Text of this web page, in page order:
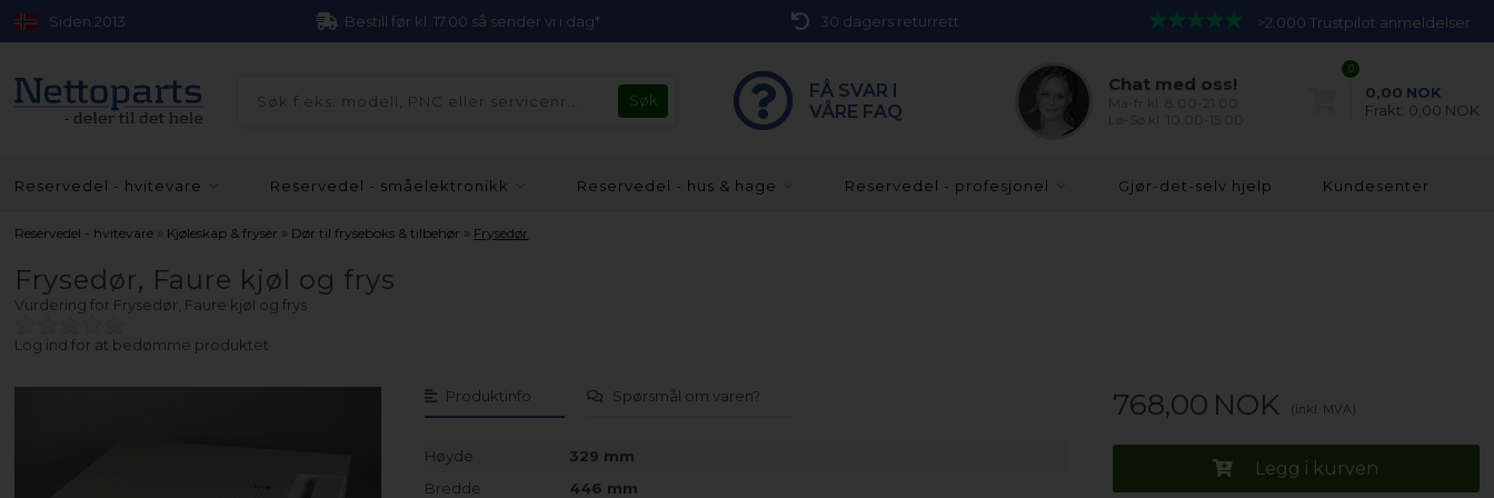
Siden 2013 Bestill før kl. 17.00 så sender vi i dag* 30 dagers returrett >2.000 Trustpilot anmeldelser
FÅ SVAR I
VÅRE FAQ
Chat med oss!
0
0,00 NOK
Frakt: 0,00 NOK
Reservedel - hvitevare Reservedel - småelektronikk Reservedel - hus & hage Reservedel - profesjonel Gjør-det-selv hjelp Kundesenter
Reservedel - hvitevare » Kjøleskap & fryser » Dør til fryseboks & tilbehør » Frysedør
Frysedør, Faure kjøl og frys
Vurdering for Frysedør, Faure kjøl og frys
Log ind for at bedømme produktet
Produktinfo Spørsmål om varen?
Høyde
329 mm
Bredde
446 mm
768,00 NOK (inkl. MVA)
Legg i kurven